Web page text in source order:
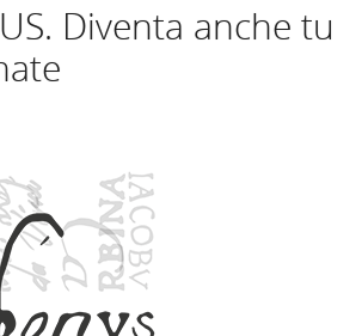
Diventa anche tu